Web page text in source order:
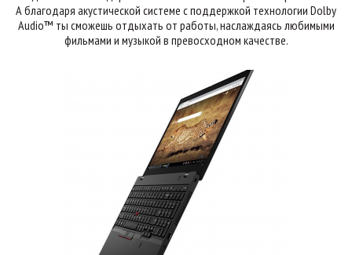
А благодаря акустической системе с поддержкой технологии Dolby
Audio™ ты сможешь отдыхать от работы, наслаждаясь любимыми
фильмами и музыкой в превосходном качестве.